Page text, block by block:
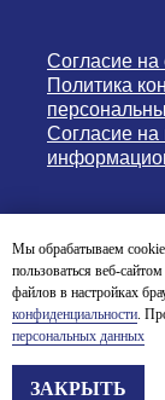
© English
Согласие на
Политика
Согласие на
Мы обрабатываем
пользоваться веб-
файлов в настройках
конфиденциальности.
персональных данных
ЗАКРЫТЬ